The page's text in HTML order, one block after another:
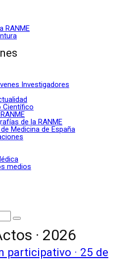
RANME
Investigadores
Científico
de la RANME
Medicina de España
medios
· 2026
participativo · 25 de